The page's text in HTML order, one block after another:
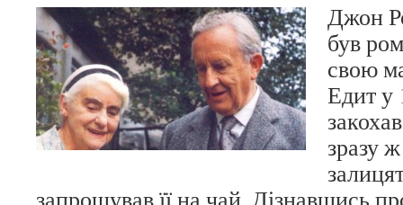
Джон
був
свою
Едит у
зразу
запрошував її на чай. Дізнавшись